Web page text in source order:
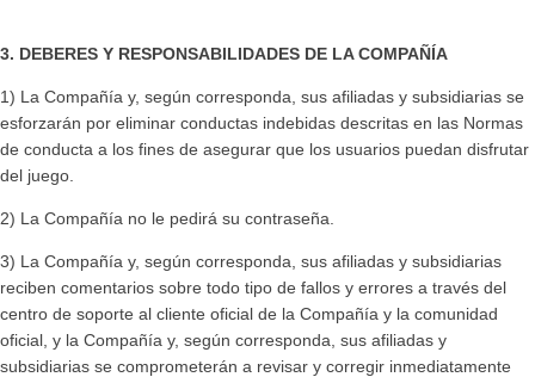
3. DEBERES Y RESPONSABILIDADES DE LA COMPAÑÍA
1) La Compañía y, según corresponda, sus afiliadas y subsidiarias se
esforzarán por eliminar conductas indebidas descritas en las Normas
de conducta a los fines de asegurar que los usuarios puedan disfrutar
del juego.
2) La Compañía no le pedirá su contraseña.
3) La Compañía y, según corresponda, sus afiliadas y subsidiarias
reciben comentarios sobre todo tipo de fallos y errores a través del
centro de soporte al cliente oficial de la Compañía y la comunidad
oficial, y la Compañía y, según corresponda, sus afiliadas y
subsidiarias se comprometerán a revisar y corregir inmediatamente